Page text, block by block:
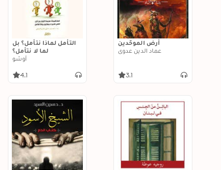
التأمل لماذا نتأمل؟ بل
لما لا نتأمل؟
أوشو
4.1
أرض الموحّدين
عماد الدين عدوي
3.1